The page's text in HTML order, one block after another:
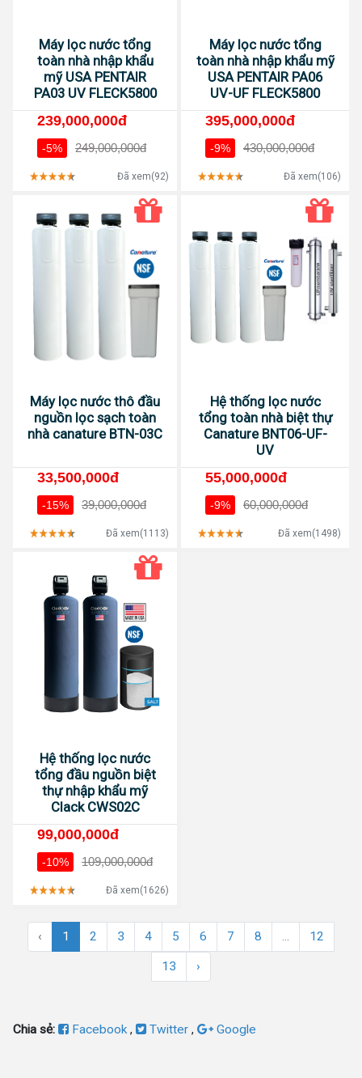
Máy lọc nước tổng
toàn nhà nhập khẩu
mỹ USA PENTAIR
PA03 UV FLECK5800
239,000,000đ
-5% 249,000,000đ
Đã xem(92)
Máy lọc nước tổng
toàn nhà nhập khẩu mỹ
USA PENTAIR PA06
UV-UF FLECK5800
395,000,000đ
-9% 430,000,000đ
Đã xem(106)
Máy lọc nước thô đầu
nguồn lọc sạch toàn
nhà canature BTN-03C
33,500,000đ
-15% 39,000,000đ
Đã xem(1113)
Hệ thống lọc nước
tổng toàn nhà biệt thự
Canature BNT06-UF-
UV
55,000,000đ
-9% 60,000,000đ
Đã xem(1498)
Hệ thống lọc nước
tổng đầu nguồn biệt
thự nhập khẩu mỹ
Clack CWS02C
99,000,000đ
-10% 109,000,000đ
Đã xem(1626)
‹ 1 2 3 4 5 6 7 8 ... 12
13 ›
Chia sẻ: Facebook, Twitter , Google